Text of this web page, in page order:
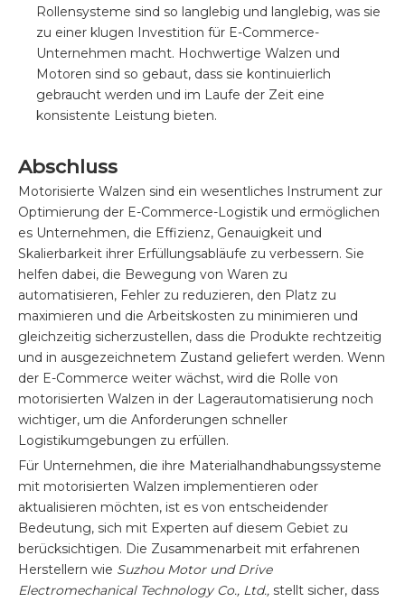
Rollensysteme sind so langlebig und langlebig, was sie
zu einer klugen Investition für E-Commerce-
Unternehmen macht. Hochwertige Walzen und
Motoren sind so gebaut, dass sie kontinuierlich
gebraucht werden und im Laufe der Zeit eine
konsistente Leistung bieten.
Abschluss
Motorisierte Walzen sind ein wesentliches Instrument zur
Optimierung der E-Commerce-Logistik und ermöglichen
es Unternehmen, die Effizienz, Genauigkeit und
Skalierbarkeit ihrer Erfüllungsabläufe zu verbessern. Sie
helfen dabei, die Bewegung von Waren zu
automatisieren, Fehler zu reduzieren, den Platz zu
maximieren und die Arbeitskosten zu minimieren und
gleichzeitig sicherzustellen, dass die Produkte rechtzeitig
und in ausgezeichnetem Zustand geliefert werden. Wenn
der E-Commerce weiter wächst, wird die Rolle von
motorisierten Walzen in der Lagerautomatisierung noch
wichtiger, um die Anforderungen schneller
Logistikumgebungen zu erfüllen.
Für Unternehmen, die ihre Materialhandhabungssysteme
mit motorisierten Walzen implementieren oder
aktualisieren möchten, ist es von entscheidender
Bedeutung, sich mit Experten auf diesem Gebiet zu
berücksichtigen. Die Zusammenarbeit mit erfahrenen
Herstellern wie Suzhou Motor und Drive
Electromechanical Technology Co., Ltd., stellt sicher, dass